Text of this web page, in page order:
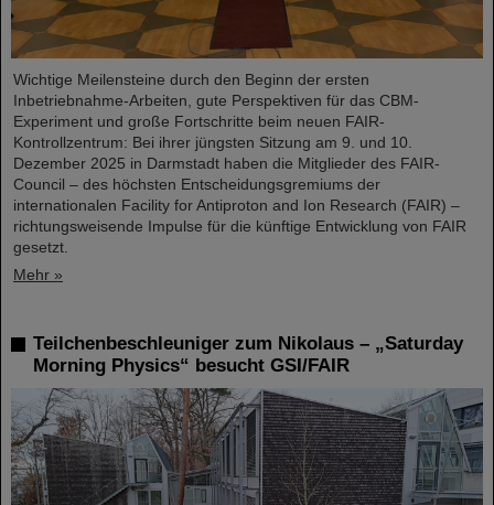
Wichtige Meilensteine durch den Beginn der ersten
Inbetriebnahme-Arbeiten, gute Perspektiven für das CBM-
Experiment und große Fortschritte beim neuen FAIR-
Kontrollzentrum: Bei ihrer jüngsten Sitzung am 9. und 10.
Dezember 2025 in Darmstadt haben die Mitglieder des FAIR-
Council – des höchsten Entscheidungsgremiums der
internationalen Facility for Antiproton and Ion Research (FAIR) –
richtungsweisende Impulse für die künftige Entwicklung von FAIR
gesetzt.
Mehr »
Teilchenbeschleuniger zum Nikolaus – „Saturday
Morning Physics“ besucht GSI/FAIR